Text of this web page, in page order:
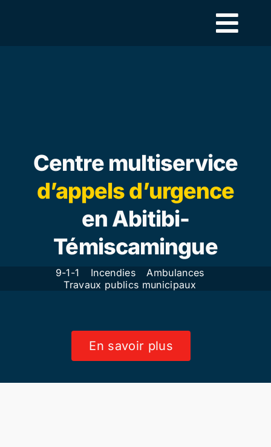
Centre multiservice
d’appels d’urgence
en Abitibi-
Témiscamingue
9-1-1 Incendies
Ambulances
Travaux publics municipaux
En savoir plus